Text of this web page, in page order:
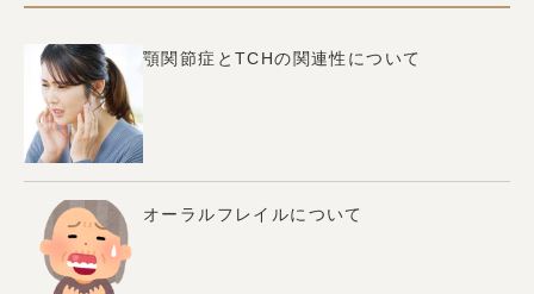
顎関節症とTCHの関連性について
オーラルフレイルについて